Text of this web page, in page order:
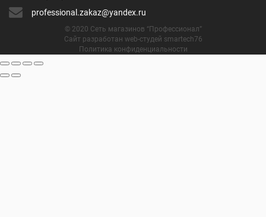
professional.zakaz@yandex.ru
© 2020 Сеть магазинов “Профессионал”
Сайт разработан web-студей smartech76
Политика конфиденциальности